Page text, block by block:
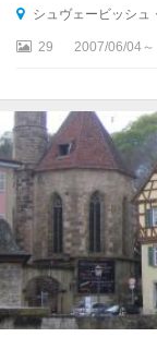
州
ト
リ
ン
ゲ
ン
ノ
ル
ト
シュヴェービッシュ
29 2007/06/04～